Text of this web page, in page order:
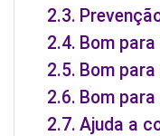
Bom
Bom
Bom
Ajuda a